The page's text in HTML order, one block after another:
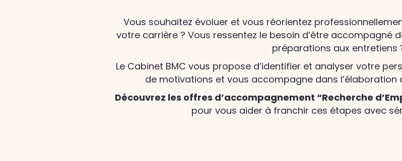
Vous souhaitez évoluer et vous réorientez
votre carrière ? Vous ressentez le besoin d’être accompagné
préparations aux entretiens
Le Cabinet BMC vous propose d’identifier et analyser votre
de motivations et vous accompagne dans l’élaboration
Découvrez les offres d’accompagnement “Recherche
pour vous aider à franchir ces étapes avec